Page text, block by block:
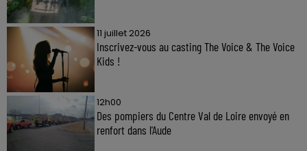
11 juillet 2026
Inscrivez-vous au casting The Voice & The Voice
Kids !
12h00
Des pompiers du Centre Val de Loire envoyé en
renfort dans l'Aude